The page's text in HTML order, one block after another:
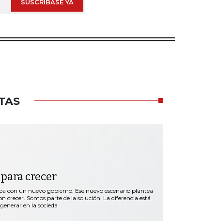
SUSCRÍBASE YA
crecer
un nuevo gobierno. Ese nuevo escenario plantea
crecer. Somos parte de la solución. La diferencia está
en la socieda